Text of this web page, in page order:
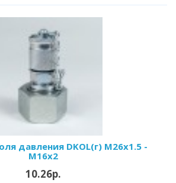
давления DKOL(г) M26x1.5 -
M16x2
10.26р.